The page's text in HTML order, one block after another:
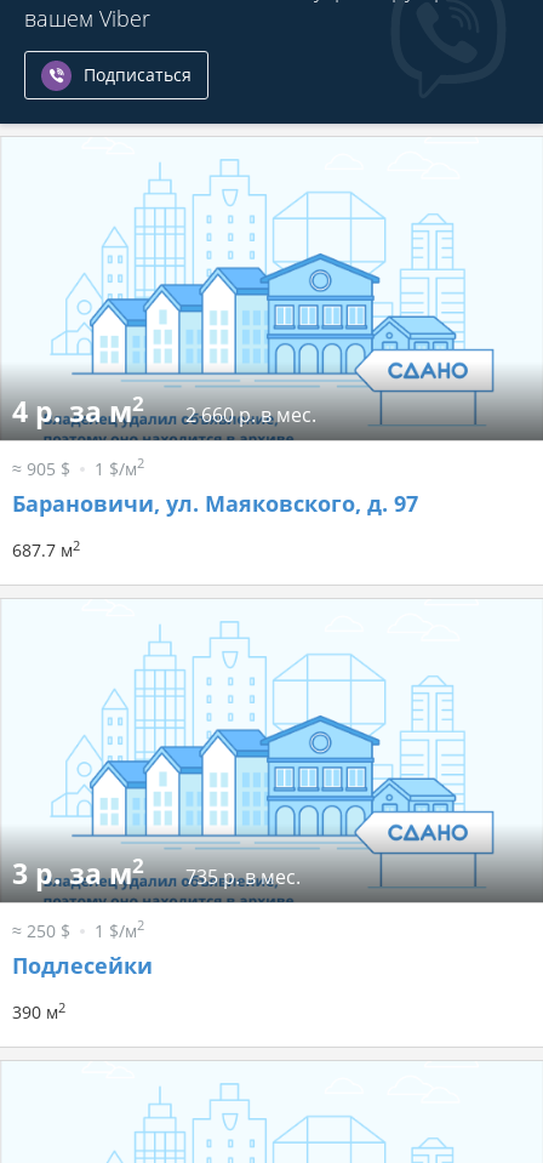
вашем Viber
Подписаться
4 р. за м2 2 660 р. в мес.
≈ 905 $ 1 $/м2
Барановичи, ул. Маяковского, д. 97
687.7 м2
3 р. за м2 735 р. в мес.
≈ 250 $ 1 $/м2
Подлесейки
390 м2